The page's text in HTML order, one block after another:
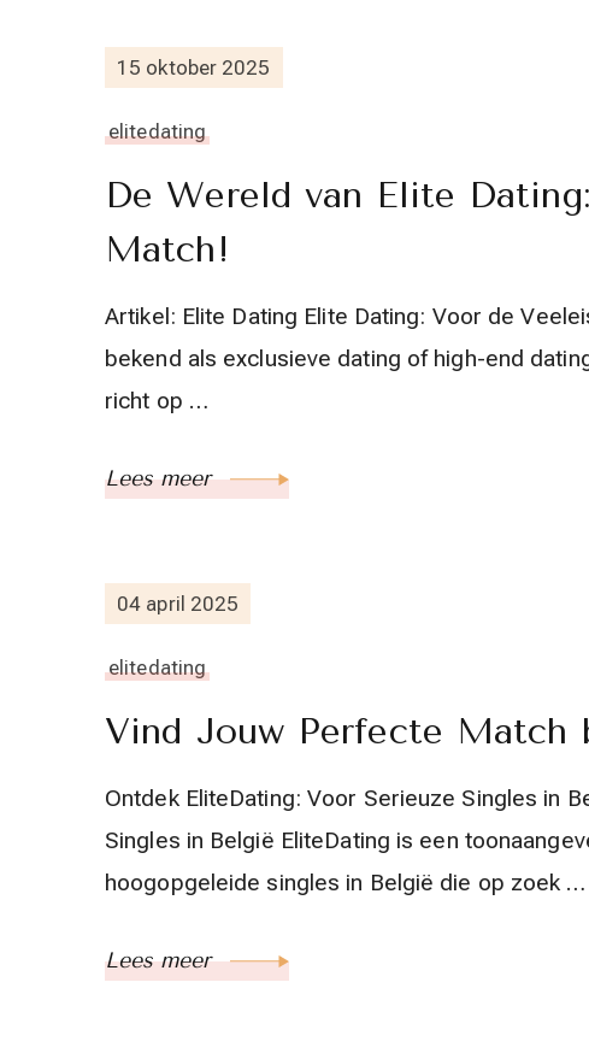
15 oktober 2025
elitedating
De Wereld van Elite
Match!
Artikel: Elite Dating Elite Dating: Voor de
bekend als exclusieve dating of high-end
richt op …
Lees meer
04 april 2025
elitedating
Vind Jouw Perfecte
Ontdek EliteDating: Voor Serieuze Singles in
Singles in België EliteDating is een
hoogopgeleide singles in België die op zoek …
Lees meer